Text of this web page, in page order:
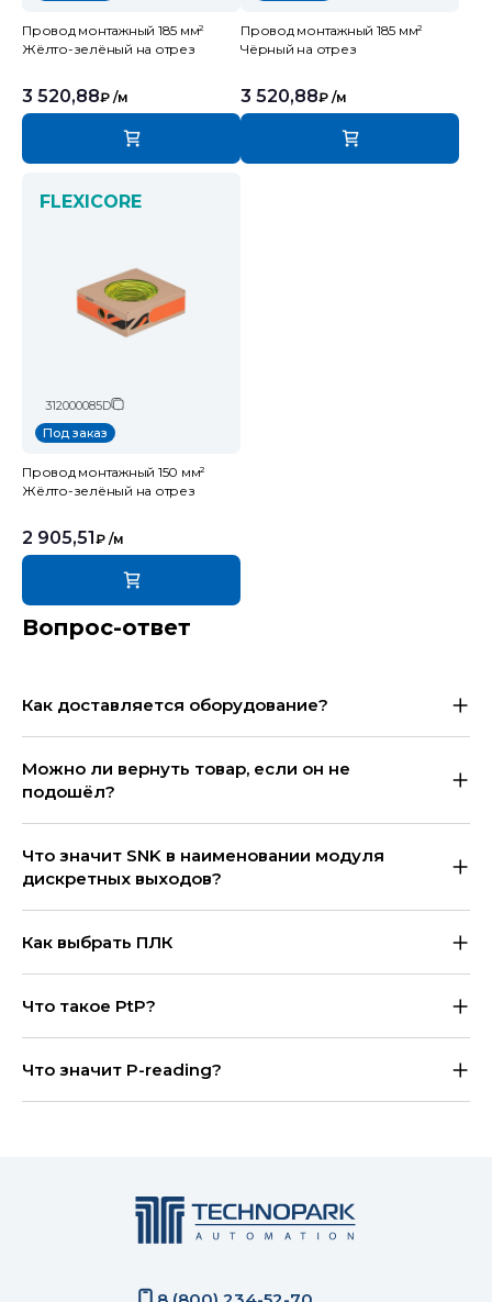
Провод монтажный 185 мм²
Жёлто-зелёный на отрез
3 520,88₽ /м
Провод монтажный 185 мм²
Чёрный на отрез
3 520,88₽ /м
FLEXICORE
312000085D
Под заказ
Провод монтажный 150 мм²
Жёлто-зелёный на отрез
2 905,51 ₽ /м
Вопрос-ответ
Как доставляется оборудование?
Можно ли вернуть товар, если он не
подошёл?
Что значит SNK в наименовании модуля
дискретных выходов?
Как выбрать ПЛК
Что такое PtP?
Что значит P-reading?